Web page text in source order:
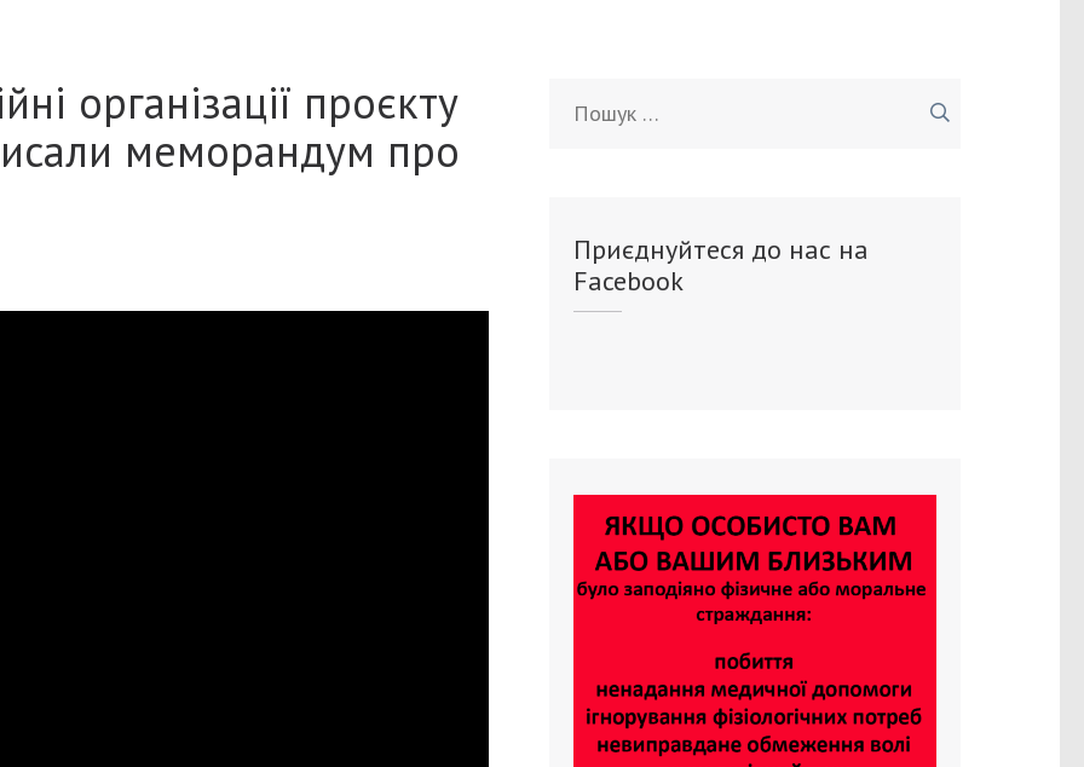
організації проєкту
меморандум про
Приєднуйтеся до нас на
Facebook